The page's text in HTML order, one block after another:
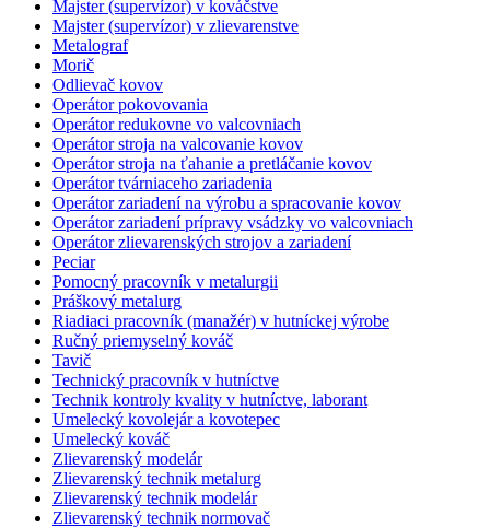
Majster (supervízor) v kováčstve
Majster (supervízor) v zlievarenstve
Metalograf
Morič
Odlievač kovov
Operátor pokovovania
Operátor redukovne vo valcovniach
Operátor stroja na valcovanie kovov
Operátor stroja na ťahanie a pretláčanie kovov
Operátor tvárniaceho zariadenia
Operátor zariadení na výrobu a spracovanie kovov
Operátor zariadení prípravy vsádzky vo valcovniach
Operátor zlievarenských strojov a zariadení
Peciar
Pomocný pracovník v metalurgii
Práškový metalurg
Riadiaci pracovník (manažér) v hutníckej výrobe
Ručný priemyselný kováč
Tavič
Technický pracovník v hutníctve
Technik kontroly kvality v hutníctve, laborant
Umelecký kovolejár a kovotepec
Umelecký kováč
Zlievarenský modelár
Zlievarenský technik metalurg
Zlievarenský technik modelár
Zlievarenský technik normovač